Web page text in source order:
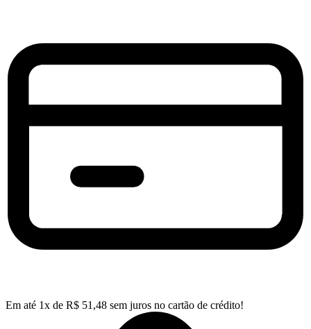
Em até 1x de R$ 51,48 sem juros no cartão de crédito!